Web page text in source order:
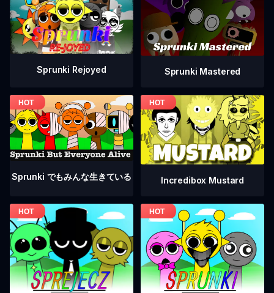
Sprunki Rejoyed Sprunki Mastered
Sprunki でもみんな生きている Incredibox Mustard